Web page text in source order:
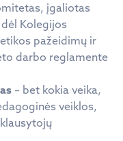
įgaliotas
Kolegijos
pažeidimų ir
darbo reglamente
– bet kokia veika,
veiklos,